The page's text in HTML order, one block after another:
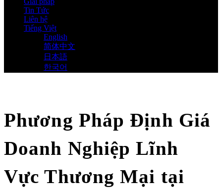
Tin Tức
Liên hệ
Tiếng Việt
English
简体中文
日本語
한국어
Phương Pháp Định Giá
Doanh Nghiệp Lĩnh
Vực Thương Mại tại